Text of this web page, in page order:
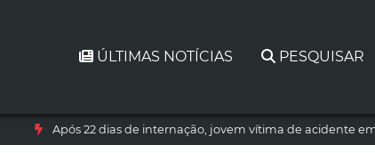
ÚLTIMAS NOTÍCIAS PESQUISAR
Após 22 dias de internação, jovem vítima de acidente